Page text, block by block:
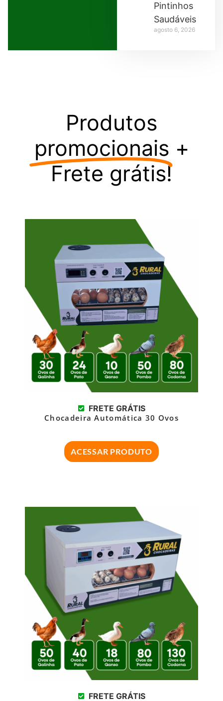
Pintinhos
Saudáveis
agosto 6, 2026
Produtos
promocionais +
Frete grátis!
FRETE GRÁTIS
Chocadeira Automática 30 Ovos
ACESSAR PRODUTO
FRETE GRÁTIS